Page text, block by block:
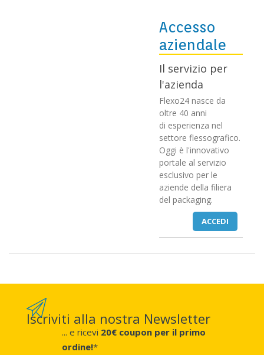
Accesso
aziendale
Il servizio per
l'azienda
Flexo24 nasce da
oltre 40 anni
di esperienza nel
settore flessografico.
Oggi è l'innovativo
portale al servizio
esclusivo per le
aziende della filiera
del packaging.
ACCEDI
Iscriviti alla nostra Newsletter
... e ricevi 20€ coupon per il primo
ordine!*